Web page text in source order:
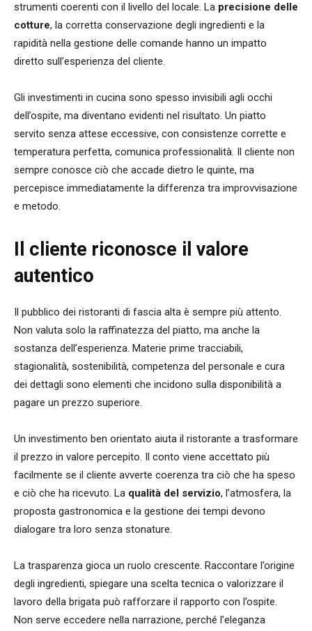
strumenti coerenti con il livello del locale. La precisione delle
cotture, la corretta conservazione degli ingredienti e la
rapidità nella gestione delle comande hanno un impatto
diretto sull’esperienza del cliente.
Gli investimenti in cucina sono spesso invisibili agli occhi
dell’ospite, ma diventano evidenti nel risultato. Un piatto
servito senza attese eccessive, con consistenze corrette e
temperatura perfetta, comunica professionalità. Il cliente non
sempre conosce ciò che accade dietro le quinte, ma
percepisce immediatamente la differenza tra improvvisazione
e metodo.
Il cliente riconosce il valore
autentico
Il pubblico dei ristoranti di fascia alta è sempre più attento.
Non valuta solo la raffinatezza del piatto, ma anche la
sostanza dell’esperienza. Materie prime tracciabili,
stagionalità, sostenibilità, competenza del personale e cura
dei dettagli sono elementi che incidono sulla disponibilità a
pagare un prezzo superiore.
Un investimento ben orientato aiuta il ristorante a trasformare
il prezzo in valore percepito. Il conto viene accettato più
facilmente se il cliente avverte coerenza tra ciò che ha speso
e ciò che ha ricevuto. La qualità del servizio, l’atmosfera, la
proposta gastronomica e la gestione dei tempi devono
dialogare tra loro senza stonature.
La trasparenza gioca un ruolo crescente. Raccontare l’origine
degli ingredienti, spiegare una scelta tecnica o valorizzare il
lavoro della brigata può rafforzare il rapporto con l’ospite.
Non serve eccedere nella narrazione, perché l’eleganza